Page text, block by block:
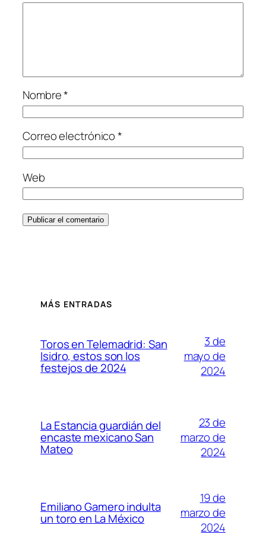
Nombre*
Correo electrónico*
Web
MÁS ENTRADAS
Toros en Telemadrid: San
Isidro, estos son los
festejos de 2024
3 de
mayo de
2024
La Estancia guardián del
encaste mexicano San
Mateo
23 de
marzo de
2024
Emiliano Gamero indulta
un toro en La México
19 de
marzo de
2024